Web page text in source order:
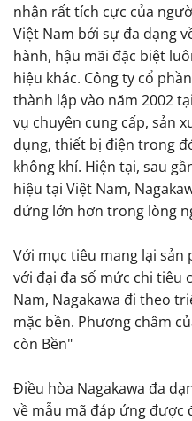
nhận rất tích cực của
Việt Nam bởi sự đa dạng
hành, hậu mãi đặc biệt
hiệu khác. Công ty cổ
thành lập vào năm 2002
vụ chuyên cung cấp, sản
dụng, thiết bị điện trong
không khí. Hiện tại, sau
hiệu tại Việt Nam,
đứng lớn hơn trong lòng
Với mục tiêu mang lại
với đại đa số mức chi tiêu
Nam, Nagakawa đi theo
mặc bền. Phương châm
còn Bền"
Điều hòa Nagakawa đa
về mẫu mã đáp ứng được